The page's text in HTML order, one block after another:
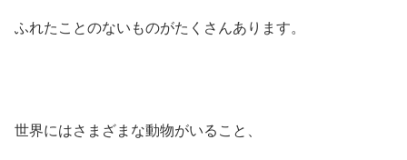
ふれたことのないものがたくさんあります。
世界にはさまざまな動物がいること、